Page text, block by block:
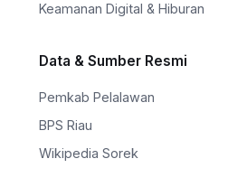
Keamanan Digital & Hiburan
Data & Sumber Resmi
Pemkab Pelalawan
BPS Riau
Wikipedia Sorek